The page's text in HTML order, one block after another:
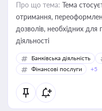
Про що тема: Тема
отримання,
дозволів, необхідних
діяльності
Банківська діяльність
Фінансові послуги
+5